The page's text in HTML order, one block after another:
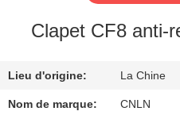
NOUS
VISITE
D'USINE
Clapet CF8 anti-
Lieu d'origine: La Chine
Nom de marque: CNLN